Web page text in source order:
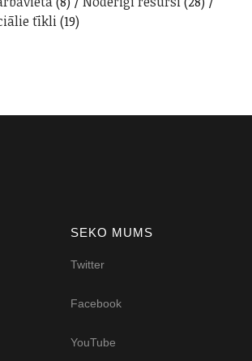
tīkli(19)
SEKO MUMS
Twitter
Facebook
YouTube